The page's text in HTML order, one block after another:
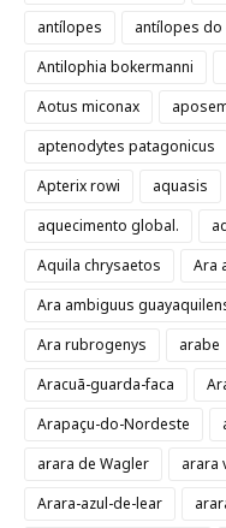
antílopes
antílopes
Antilophia bokermanni
Aotus miconax
aptenodytes patagonicus
Apterix rowi
aquasis
aquecimento global.
Aquila chrysaetos
Ara
Ara ambiguus
Ara rubrogenys
arabe
Aracuã-guarda-faca
Arapaçu-do-Nordeste
arara de Wagler
arara
Arara-azul-de-lear